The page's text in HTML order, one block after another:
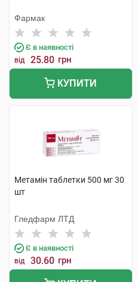
Фармак
Є в наявності
від 25.80 грн
КУПИТИ
Метамін таблетки 500 мг 30
шт
Гледфарм ЛТД
Є в наявності
від 30.60 грн